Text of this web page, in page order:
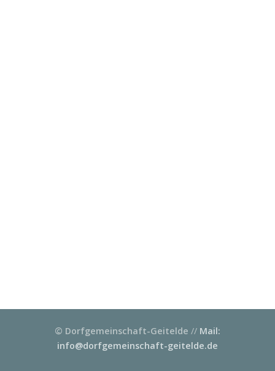
© Dorfgemeinschaft-Geitelde // Mail:
info@dorfgemeinschaft-geitelde.de